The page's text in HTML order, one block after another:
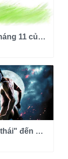
Vận may tháng 11 của 12 cung hoàng đạo ra sao?
Bạn "biến thái" đến mức nào?